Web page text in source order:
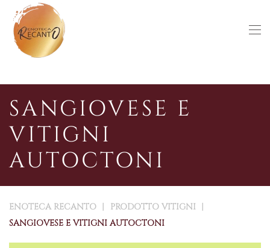
Skip to main content
SANGIOVESE E
VITIGNI
AUTOCTONI
ENOTECA RECANTO
PRODOTTO VITIGNI
SANGIOVESE E VITIGNI AUTOCTONI